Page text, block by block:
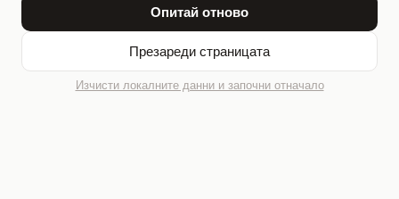
Опитай отново
Презареди страницата
Изчисти локалните данни и започни отначало